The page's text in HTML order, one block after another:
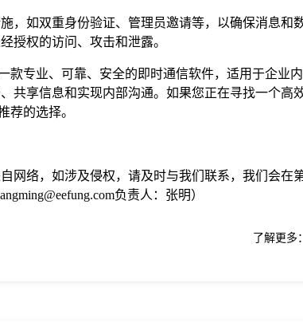
，如双重身份验证、管理员邀请等，以确保消息和
授权的访问、攻击和泄露。
款专业、可靠、安全的即时通信软件，适用于企业
共享信息和实现内部沟通。如果您正在寻找一个高
荐的选择。
自网络，如涉及侵权，请及时与我们联系，我们会在
负责人：张明）
了解更多：